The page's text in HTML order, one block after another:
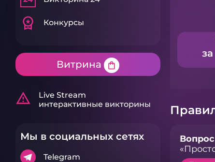
workspace_premium Конкурсы
Витрина shopping_bag
warning_amber
Live Stream
интерактивные викторины
Мы в социальных сетях
Telegram
Вопрос